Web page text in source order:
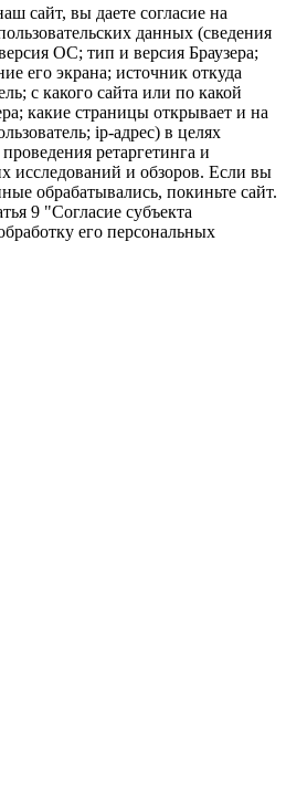
сайт, вы даете согласие на
данных (сведения
ОС; тип и версия Браузера;
его экрана; источник откуда
с какого сайта или по какой
какие страницы открывает и на
ip-адрес) в целях
ретаргетинга и
исследований и обзоров. Если вы
обрабатывались, покиньте сайт.
9 "Согласие субъекта
его персональных